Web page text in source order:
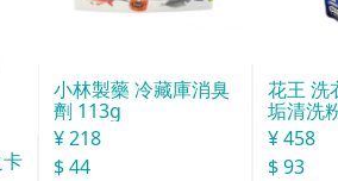
小林製藥 冷藏庫消臭
劑 113g
¥ 218
$ 44
花王 洗
垢清洗
¥ 458
$ 93